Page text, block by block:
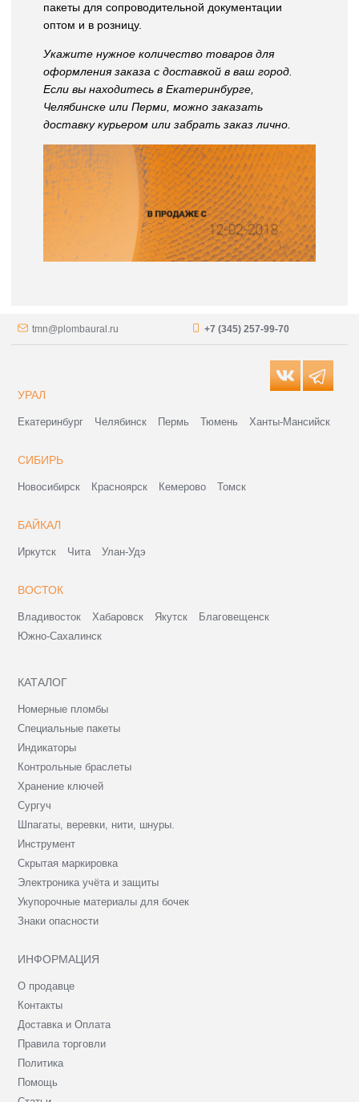
пакеты для сопроводительной документации
оптом и в розницу.
Укажите нужное количество товаров для
оформления заказа с доставкой в ваш город.
Если вы находитесь в Екатеринбурге,
Челябинске или Перми, можно заказать
доставку курьером или забрать заказ лично.
tmn@plombaural.ru +7 (345) 257-99-70
УРАЛ
Екатеринбург Челябинск Пермь Тюмень Ханты-Мансийск
СИБИРЬ
Новосибирск Красноярск Кемерово Томск
БАЙКАЛ
Иркутск Чита Улан-Удэ
ВОСТОК
Владивосток Хабаровск Якутск
Благовещенск
Южно-Сахалинск
КАТАЛОГ
Номерные пломбы
Специальные пакеты
Индикаторы
Контрольные браслеты
Хранение ключей
Сургуч
Шпагаты, веревки, нити, шнуры.
Инструмент
Скрытая маркировка
Электроника учёта и защиты
Укупорочные материалы для бочек
Знаки опасности
ИНФОРМАЦИЯ
О продавце
Контакты
Доставка и Оплата
Правила торговли
Политика
Помощь